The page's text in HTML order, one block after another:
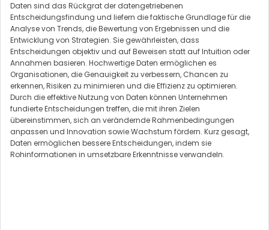
Daten sind das Rückgrat der datengetriebenen
Entscheidungsfindung und liefern die faktische Grundlage für die
Analyse von Trends, die Bewertung von Ergebnissen und die
Entwicklung von Strategien. Sie gewährleisten, dass
Entscheidungen objektiv und auf Beweisen statt auf Intuition oder
Annahmen basieren. Hochwertige Daten ermöglichen es
Organisationen, die Genauigkeit zu verbessern, Chancen zu
erkennen, Risiken zu minimieren und die Effizienz zu optimieren.
Durch die effektive Nutzung von Daten können Unternehmen
fundierte Entscheidungen treffen, die mit ihren Zielen
übereinstimmen, sich an verändernde Rahmenbedingungen
anpassen und Innovation sowie Wachstum fördern. Kurz gesagt,
Daten ermöglichen bessere Entscheidungen, indem sie
Rohinformationen in umsetzbare Erkenntnisse verwandeln.